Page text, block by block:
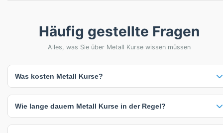
Häufig gestellte Fragen
Alles, was Sie über Metall Kurse wissen müssen
Was kosten Metall Kurse?
auch individuelle Preise auf Anfrage an, die sich nach Teilnehmerzahl,
Kursdauer oder spezifischen Anforderungen richten. Die
Wie lange dauern Metall Kurse in der Regel?